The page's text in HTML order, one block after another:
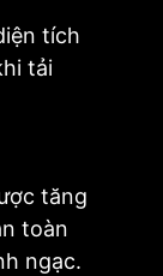
tích
tải
tăng
toàn
ngạc.